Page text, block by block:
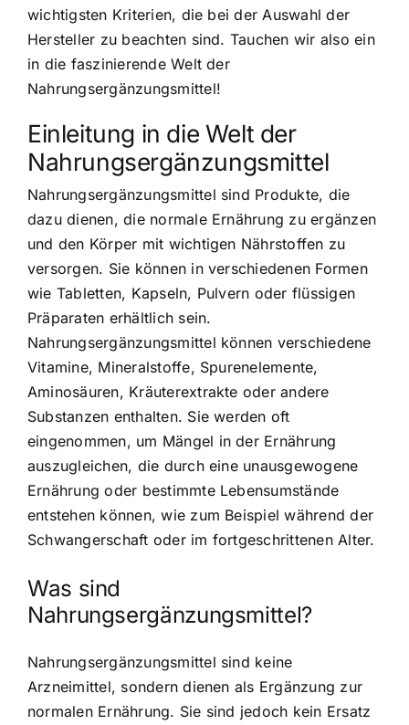
wichtigsten Kriterien, die bei der Auswahl der
Hersteller zu beachten sind. Tauchen wir also ein
in die faszinierende Welt der
Nahrungsergänzungsmittel!
Einleitung in die Welt der
Nahrungsergänzungsmittel
Nahrungsergänzungsmittel sind Produkte, die
dazu dienen, die normale Ernährung zu ergänzen
und den Körper mit wichtigen Nährstoffen zu
versorgen. Sie können in verschiedenen Formen
wie Tabletten, Kapseln, Pulvern oder flüssigen
Präparaten erhältlich sein.
Nahrungsergänzungsmittel können verschiedene
Vitamine, Mineralstoffe, Spurenelemente,
Aminosäuren, Kräuterextrakte oder andere
Substanzen enthalten. Sie werden oft
eingenommen, um Mängel in der Ernährung
auszugleichen, die durch eine unausgewogene
Ernährung oder bestimmte Lebensumstände
entstehen können, wie zum Beispiel während der
Schwangerschaft oder im fortgeschrittenen Alter.
Was sind
Nahrungsergänzungsmittel?
Nahrungsergänzungsmittel sind keine
Arzneimittel, sondern dienen als Ergänzung zur
normalen Ernährung. Sie sind jedoch kein Ersatz